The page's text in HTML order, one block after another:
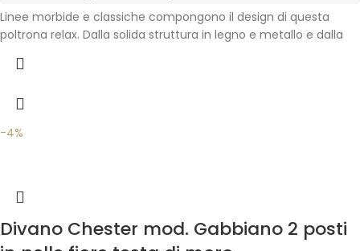
Linee morbide e classiche compongono il design di questa
poltrona relax. Dalla solida struttura in legno e metallo e dalla
-4%
Divano Chester mod. Gabbiano 2 posti